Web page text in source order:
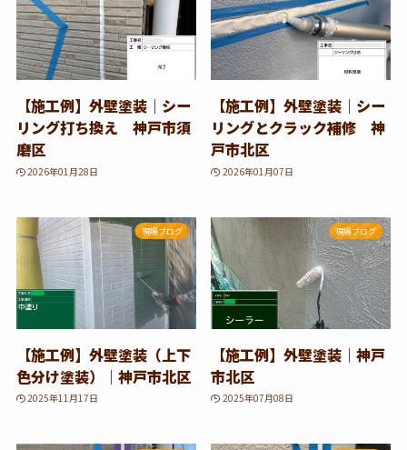
【施工例】外壁塗装｜シー
リング打ち換え 神戸市須
磨区
2026年01月28日
【施工例】外壁塗装｜シー
リングとクラック補修 神
戸市北区
2026年01月07日
現場ブログ
【施工例】外壁塗装（上下
色分け塗装）｜神戸市北区
2025年11月17日
現場ブログ
【施工例】外壁塗装｜神戸
市北区
2025年07月08日